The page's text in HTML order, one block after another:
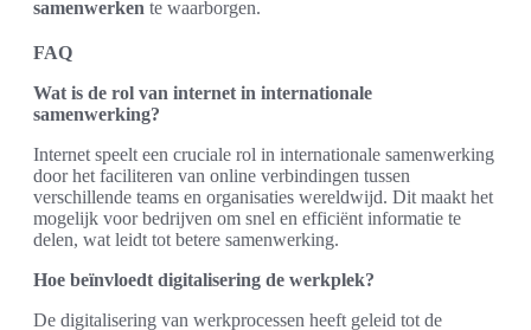
samenwerken te waarborgen.
FAQ
Wat is de rol van internet in internationale
samenwerking?
Internet speelt een cruciale rol in internationale samenwerking
door het faciliteren van online verbindingen tussen
verschillende teams en organisaties wereldwijd. Dit maakt het
mogelijk voor bedrijven om snel en efficiënt informatie te
delen, wat leidt tot betere samenwerking.
Hoe beïnvloedt digitalisering de werkplek?
De digitalisering van werkprocessen heeft geleid tot de